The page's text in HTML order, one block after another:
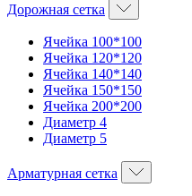
Дорожная сетка
Ячейка 100*100
Ячейка 120*120
Ячейка 140*140
Ячейка 150*150
Ячейка 200*200
Диаметр 4
Диаметр 5
Арматурная сетка